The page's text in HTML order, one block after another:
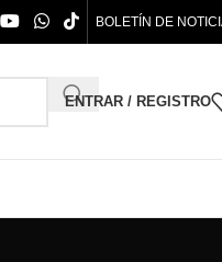
BOLETÍN DE
ENTRAR / REGISTRO